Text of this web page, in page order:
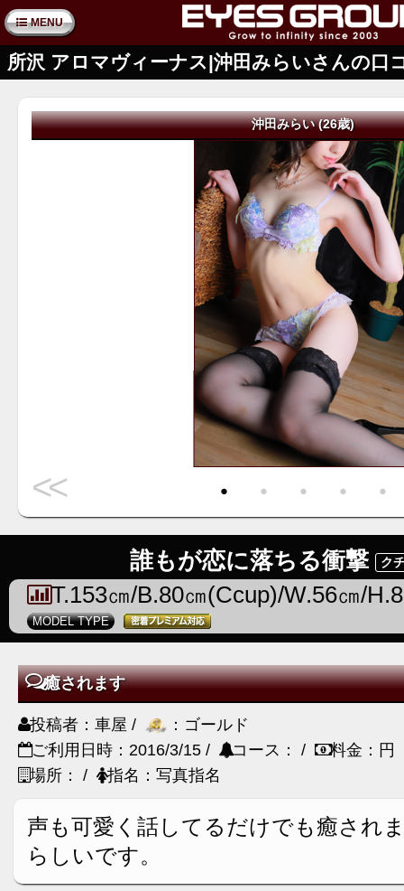
MENU
所沢 アロマヴィーナス|沖田みらいさんの口
沖田みらい (26歳)
<< ・ ・ ・ ・ ・
誰もが恋に落ちる衝撃 ク
T.153㎝/B.80㎝(Ccup)/W.56㎝/
MODEL TYPE
癒されます
投稿者：車屋 /
：ゴールド
ご利用日時：2016/3/15 /
コース： /
料金：円
場所： /
指名：写真指名
声も可愛く話してるだけでも癒され
らしいです。